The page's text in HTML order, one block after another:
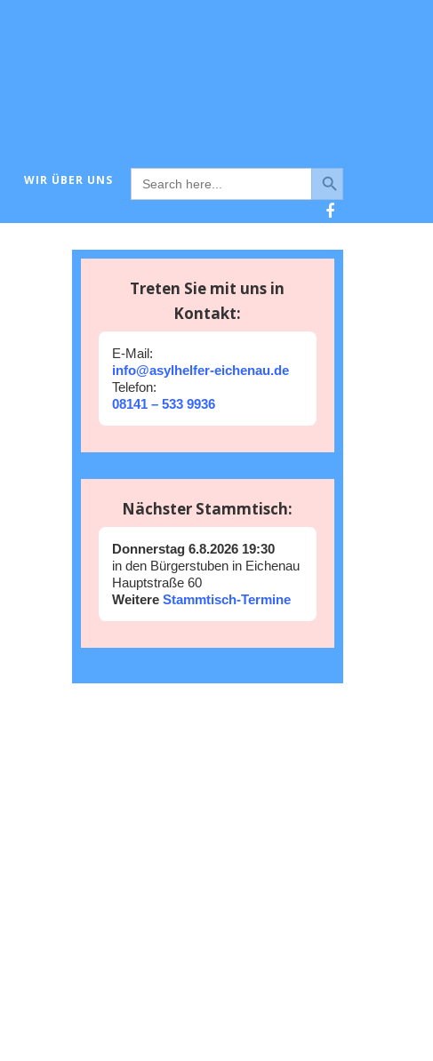
WIR ÜBER UNS
Search
for:
Search Button
Treten Sie mit uns in
Kontakt:
E-Mail:
info@asylhelfer-eichenau.de
Telefon:
08141 – 533 9936
Nächster Stammtisch:
Donnerstag 6.8.2026 19:30
in den Bürgerstuben in Eichenau
Hauptstraße 60
WeitereStammtisch-Termine